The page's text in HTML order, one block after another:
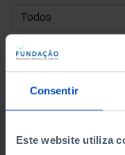
Consentir
Este website utiliza
DATA DE INÍCIO
DATA DE FIM